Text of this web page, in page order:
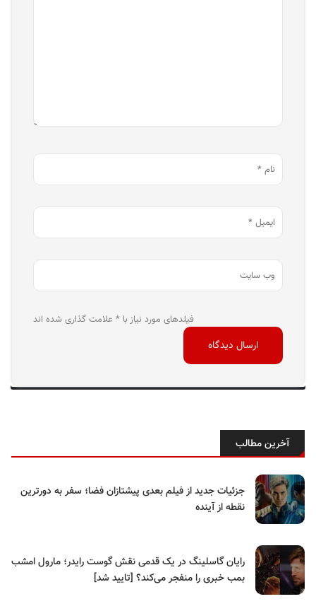
فیلدهای مورد نیاز با * علامت گذاری شده اند
آخرین مطالب
جزئیات جدید از فیلم بعدی پیشتازان فضا؛ سفر به دورترین
نقطه از آینده
رایان گاسلینگ در یک قدمی نقش گوست رایدر؛ مارول امشب
بمب خبری را منفجر می‌کند؟ [تایید شد]